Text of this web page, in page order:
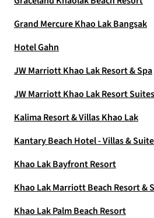
Grand Mercure Khao Lak Bangsak
Hotel Gahn
JW Marriott Khao Lak Resort & Spa
JW Marriott Khao Lak Resort Suites
Kalima Resort & Villas Khao Lak
Kantary Beach Hotel - Villas &
Khao Lak Bayfront Resort
Khao Lak Marriott Beach Resort &
Khao Lak Palm Beach Resort